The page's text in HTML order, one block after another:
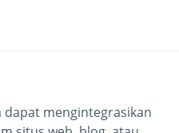
dapat mengintegrasikan